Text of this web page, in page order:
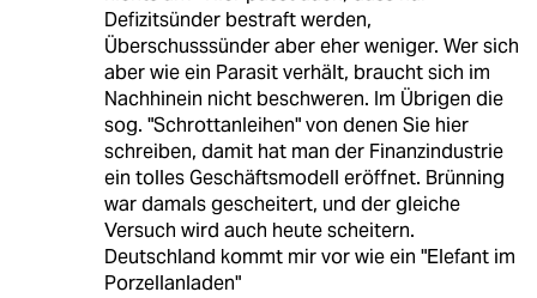
Defizitsünder bestraft werden,
Überschusssünder aber eher weniger. Wer sich
aber wie ein Parasit verhält, braucht sich im
Nachhinein nicht beschweren. Im Übrigen die
sog. "Schrottanleihen" von denen Sie hier
schreiben, damit hat man der Finanzindustrie
ein tolles Geschäftsmodell eröffnet. Brünning
war damals gescheitert, und der gleiche
Versuch wird auch heute scheitern.
Deutschland kommt mir vor wie ein "Elefant im
Porzellanladen"